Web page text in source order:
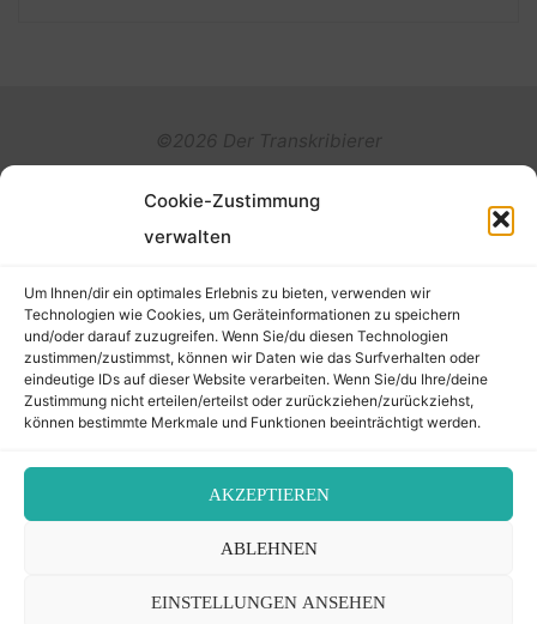
Cookie-Zustimmung
verwalten
Um Ihnen/dir ein optimales Erlebnis zu bieten, verwenden wir
Technologien wie Cookies, um Geräteinformationen zu speichern
und/oder darauf zuzugreifen. Wenn Sie/du diesen Technologien
zustimmen/zustimmst, können wir Daten wie das Surfverhalten oder
eindeutige IDs auf dieser Website verarbeiten. Wenn Sie/du Ihre/deine
Zustimmung nicht erteilen/erteilst oder zurückziehen/zurückziehst,
können bestimmte Merkmale und Funktionen beeinträchtigt werden.
AKZEPTIEREN
ABLEHNEN
EINSTELLUNGEN ANSEHEN
©2026 Der Transkribierer
Datenschutz
Cookie-Richtlinie (EU)
to
Top